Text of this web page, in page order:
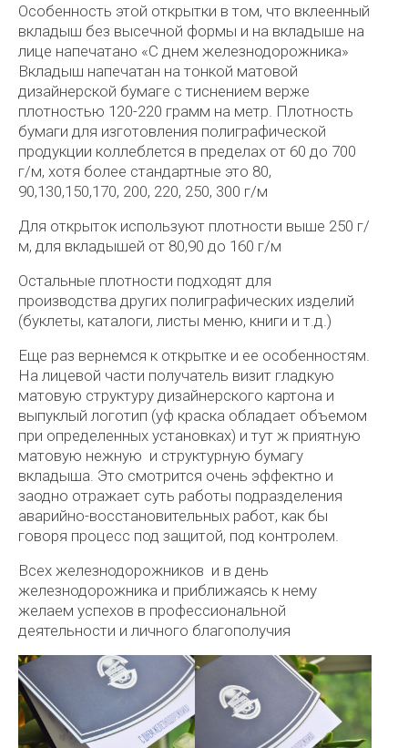
Особенность этой открытки в том, что вклеенный
вкладыш без высечной формы и на вкладыше на
лице напечатано «С днем железнодорожника»
Вкладыш напечатан на тонкой матовой
дизайнерской бумаге с тиснением верже
плотностью 120-220 грамм на метр. Плотность
бумаги для изготовления полиграфической
продукции коллеблется в пределах от 60 до 700
г/м, хотя более стандартные это 80,
90,130,150,170, 200, 220, 250, 300 г/м
Для открыток используют плотности выше 250 г/
м, для вкладышей от 80,90 до 160 г/м
Остальные плотности подходят для
производства других полиграфических изделий
(буклеты, каталоги, листы меню, книги и т.д.)
Еще раз вернемся к открытке и ее особенностям.
На лицевой части получатель визит гладкую
матовую структуру дизайнерского картона и
выпуклый логотип (уф краска обладает объемом
при определенных установках) и тут ж приятную
матовую нежную и структурную бумагу
вкладыша. Это смотрится очень эффектно и
заодно отражает суть работы подразделения
аварийно-восстановительных работ, как бы
говоря процесс под защитой, под контролем.
Всех железнодорожников и в день
железнодорожника и приближаясь к нему
желаем успехов в профессиональной
деятельности и личного благополучия